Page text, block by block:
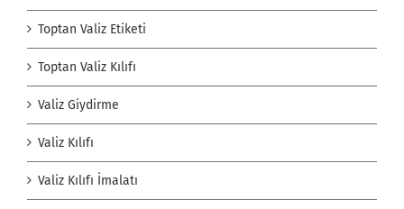
Toptan Valiz Etiketi
Toptan Valiz Kılıfı
Valiz Giydirme
Valiz Kılıfı
Valiz Kılıfı İmalatı